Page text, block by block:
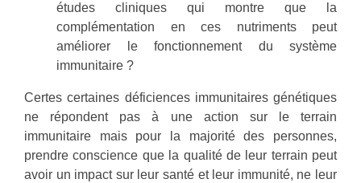
études cliniques qui montre que la
complémentation en ces nutriments peut
améliorer le fonctionnement du système
immunitaire ?
Certes certaines déficiences immunitaires génétiques
ne répondent pas à une action sur le terrain
immunitaire mais pour la majorité des personnes,
prendre conscience que la qualité de leur terrain peut
avoir un impact sur leur santé et leur immunité, ne leur